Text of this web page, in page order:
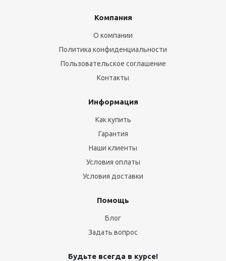
Компания
О компании
Политика конфиденциальности
Пользовательское соглашение
Контакты
Информация
Как купить
Гарантия
Наши клиенты
Условия оплаты
Условия доставки
Помощь
Блог
Задать вопрос
Будьте всегда в курсе!